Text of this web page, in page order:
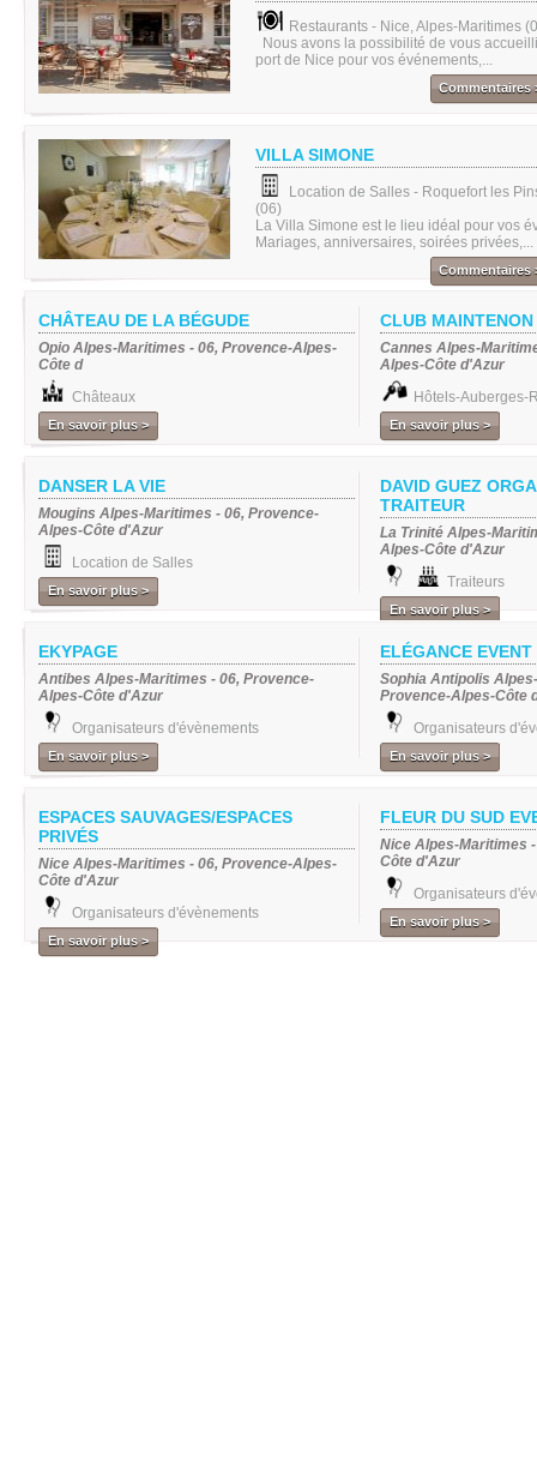
Restaurants - Nice, Alpes-Maritimes
Nous avons la possibilité de vous
port de Nice pour vos événements,...
Commentaires
VILLA SIMONE
Location de Salles - Roquefort les
(06)
La Villa Simone est le lieu idéal pour vos
Mariages, anniversaires, soirées privées,...
Commentaires
CHÂTEAU DE LA BÉGUDE
Opio Alpes-Maritimes - 06, Provence-Alpes-
Côte d
Châteaux
En savoir plus >
CLUB MAINTENON
Cannes Alpes-
Alpes-Côte d'Azur
Hôtels-Auberges-
En savoir plus >
DANSER LA VIE
Mougins Alpes-Maritimes - 06, Provence-
Alpes-Côte d'Azur
Location de Salles
En savoir plus >
DAVID GUEZ
TRAITEUR
La Trinité Alpes-
Alpes-Côte d'Azur
Traiteurs
En savoir plus >
EKYPAGE
Antibes Alpes-Maritimes - 06, Provence-
Alpes-Côte d'Azur
Organisateurs d'évènements
En savoir plus >
ELÉGANCE EVENT
Sophia Antipolis
Provence-Alpes-Côte
Organisateurs
En savoir plus >
ESPACES SAUVAGES/ESPACES
PRIVÉS
Nice Alpes-Maritimes - 06, Provence-Alpes-
Côte d'Azur
Organisateurs d'évènements
En savoir plus >
FLEUR DU SUD
Nice Alpes-Maritimes
Côte d'Azur
Organisateurs
En savoir plus >